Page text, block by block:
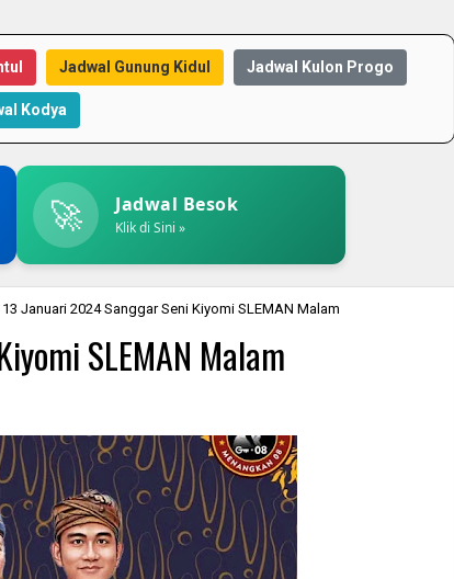
Jadwal Gunung Kidul Jadwal Kulon Progo
Kodya
🚀 Jadwal Besok
Klik di Sini »
13 Januari 2024 Sanggar Seni Kiyomi SLEMAN Malam
SLEMAN Malam